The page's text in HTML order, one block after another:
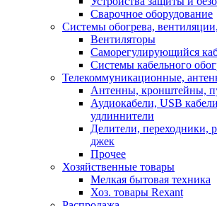
Сварочное оборудование
Системы обогрева,
Вентиляторы
Саморегулирующийся
Системы кабельного
Телекоммуникационные,
Антенны, кронштейны,
Аудиокабели, USB
удлиннители
Делители, переходники,
джек
Прочее
Хозяйственные товары
Мелкая бытовая техника
Хоз. товары Rexant